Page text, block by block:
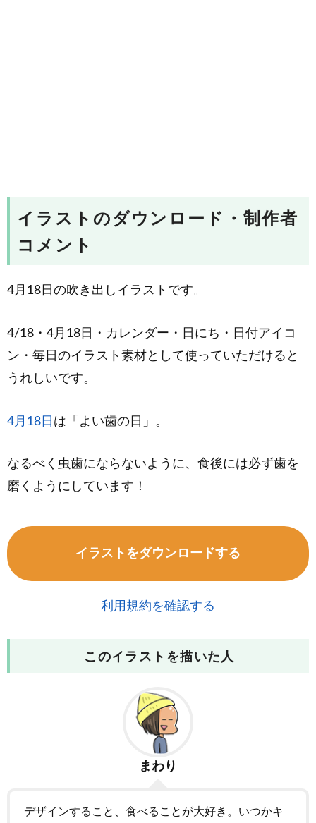
イラストのダウンロード・制作者
コメント
4月18日の吹き出しイラストです。
4/18・4月18日・カレンダー・日にち・日付アイコ
ン・毎日のイラスト素材として使っていただけると
うれしいです。
4月18日 は「よい歯の日」。
なるべく虫歯にならないように、食後には必ず歯を
磨くようにしています！
イラストをダウンロードする
利用規約を確認する
このイラストを描いた人
まわり
デザインすること、食べることが大好き。いつかキ